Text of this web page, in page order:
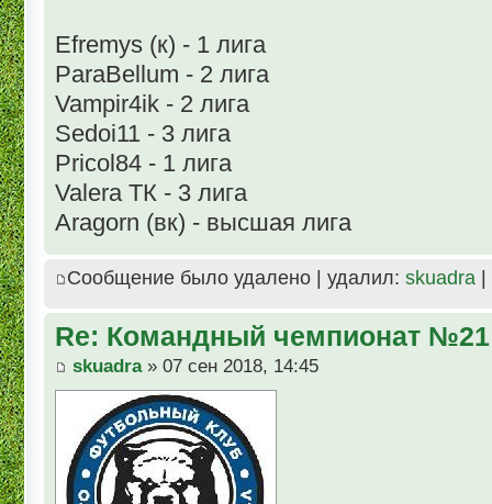
Efremys (к) - 1 лига
ParaBellum - 2 лига
Vampir4ik - 2 лига
Sedoi11 - 3 лига
Pricol84 - 1 лига
Valera ТК - 3 лига
Aragorn (вк) - высшая лига
Сообщение было удалено | удалил: skuadra |
Re: Командный чемпионат №21
skuadra» 07 сен 2018, 14:45